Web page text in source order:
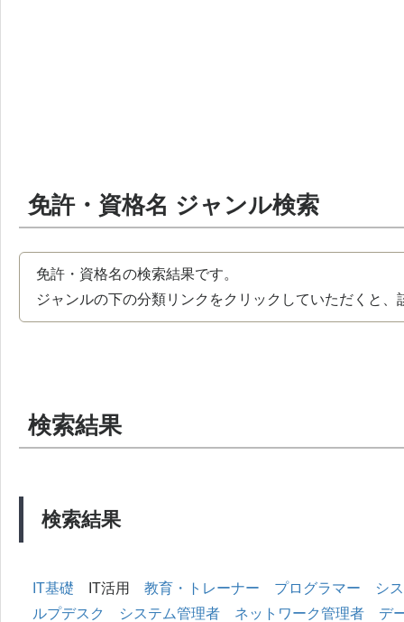
免許・資格名 ジャンル検索
免許・資格名の検索結果です。
ジャンルの下の分類リンクをクリックしていただくと
検索結果
検索結果
IT基礎 IT活用 教育・トレーナー プログラマー
シ
ルプデスク
システム管理者 ネットワーク管理者
デ